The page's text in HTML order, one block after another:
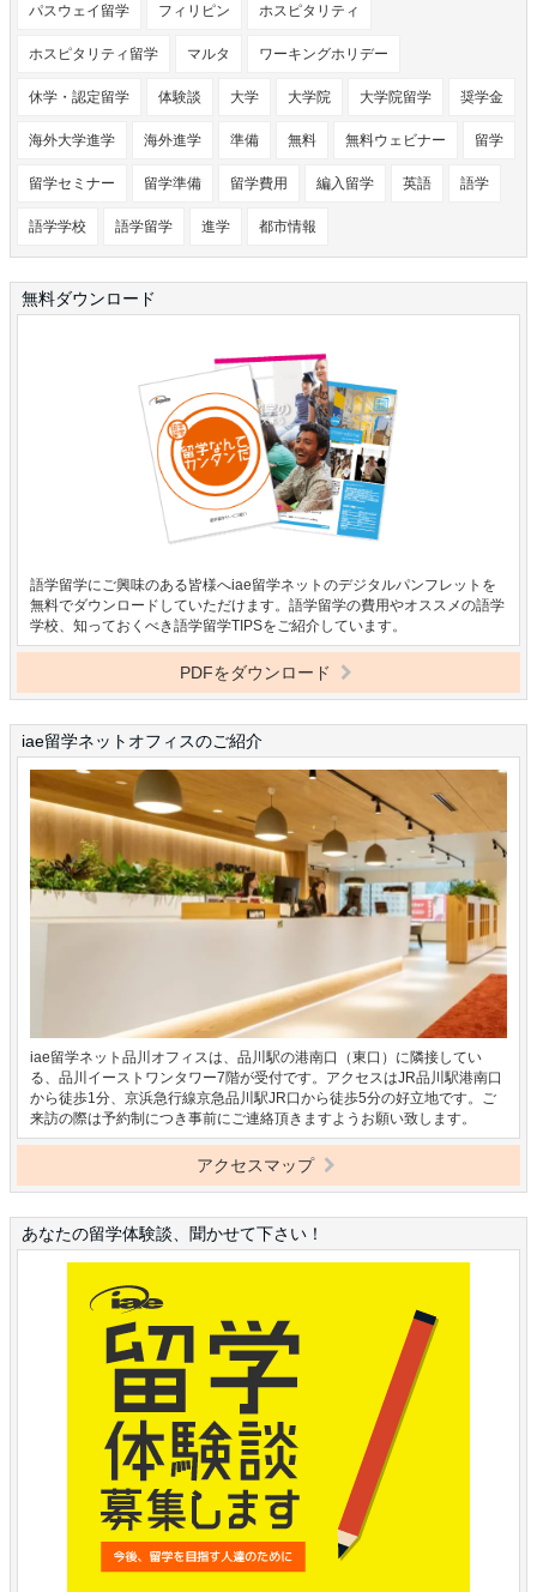
パスウェイ留学 フィリピン ホスピタリティ
ホスピタリティ留学 マルタ ワーキングホリデー
休学・認定留学 体験談 大学 大学院 大学院留学 奨学金
海外大学進学 海外進学 準備 無料 無料ウェビナー 留学
留学セミナー 留学準備 留学費用 編入留学 英語 語学
語学学校 語学留学 進学 都市情報
無料ダウンロード
語学留学にご興味のある皆様へiae留学ネットのデジタルパンフレットを
無料でダウンロードしていただけます。語学留学の費用やオススメの語学
学校、知っておくべき語学留学TIPSをご紹介しています。
PDFをダウンロード
iae留学ネットオフィスのご紹介
iae留学ネット品川オフィスは、品川駅の港南口（東口）に隣接してい
る、品川イーストワンタワー7階が受付です。アクセスはJR品川駅港南口
から徒歩1分、京浜急行線京急品川駅JR口から徒歩5分の好立地です。ご
来訪の際は予約制につき事前にご連絡頂きますようお願い致します。
アクセスマップ
あなたの留学体験談、聞かせて下さい！